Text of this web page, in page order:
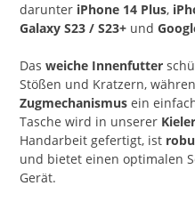
darunter iPhone 14 Plus,
Galaxy S23 / S23+ und
Dasweiche Innenfutter
Stößen und Kratzern,
Zugmechanismus ein
Tasche wird in unserer
Handarbeit gefertigt, ist
und bietet einen optimalen
Gerät.